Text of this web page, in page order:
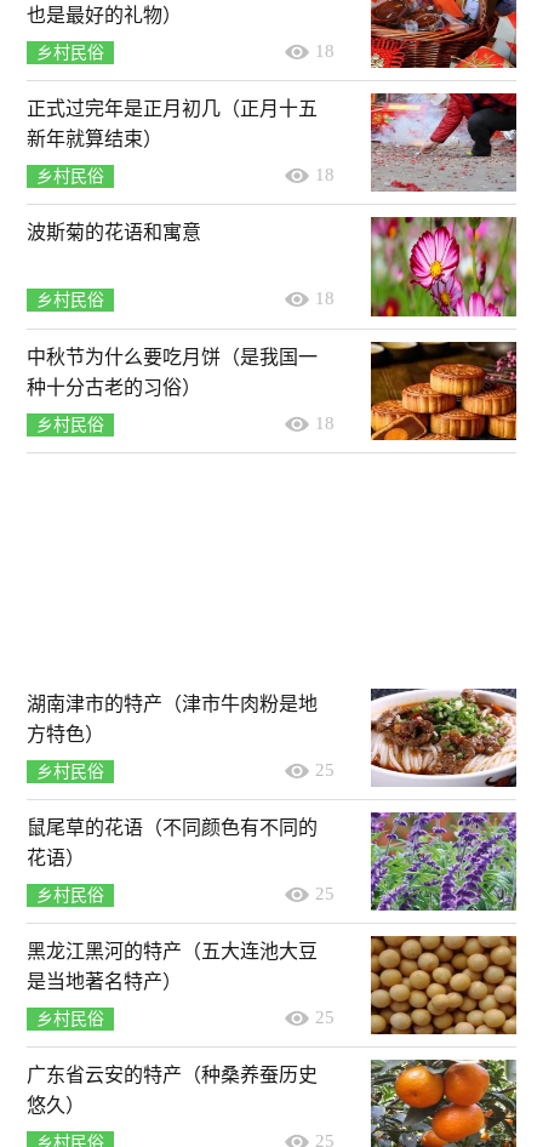
也是最好的礼物）
乡村民俗 18
正式过完年是正月初几（正月十五
新年就算结束）
乡村民俗 18
波斯菊的花语和寓意
乡村民俗 18
中秋节为什么要吃月饼（是我国一
种十分古老的习俗）
乡村民俗 18
湖南津市的特产（津市牛肉粉是地
方特色）
乡村民俗 25
鼠尾草的花语（不同颜色有不同的
花语）
乡村民俗 25
黑龙江黑河的特产（五大连池大豆
是当地著名特产）
乡村民俗 25
广东省云安的特产（种桑养蚕历史
悠久）
乡村民俗 25